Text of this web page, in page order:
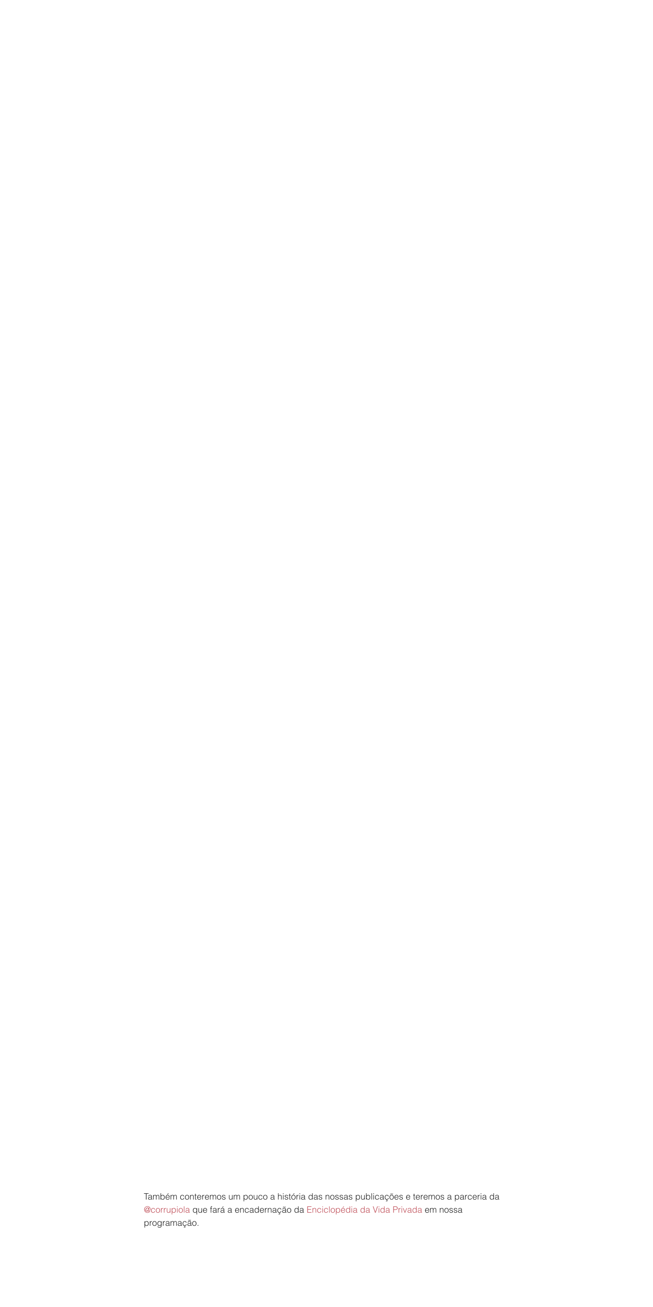
Também conteremos um pouco a história das nossas publicações e teremos a parceria da
@corrupiola que fará a encadernação da Enciclopédia da Vida Privada em nossa
programação.